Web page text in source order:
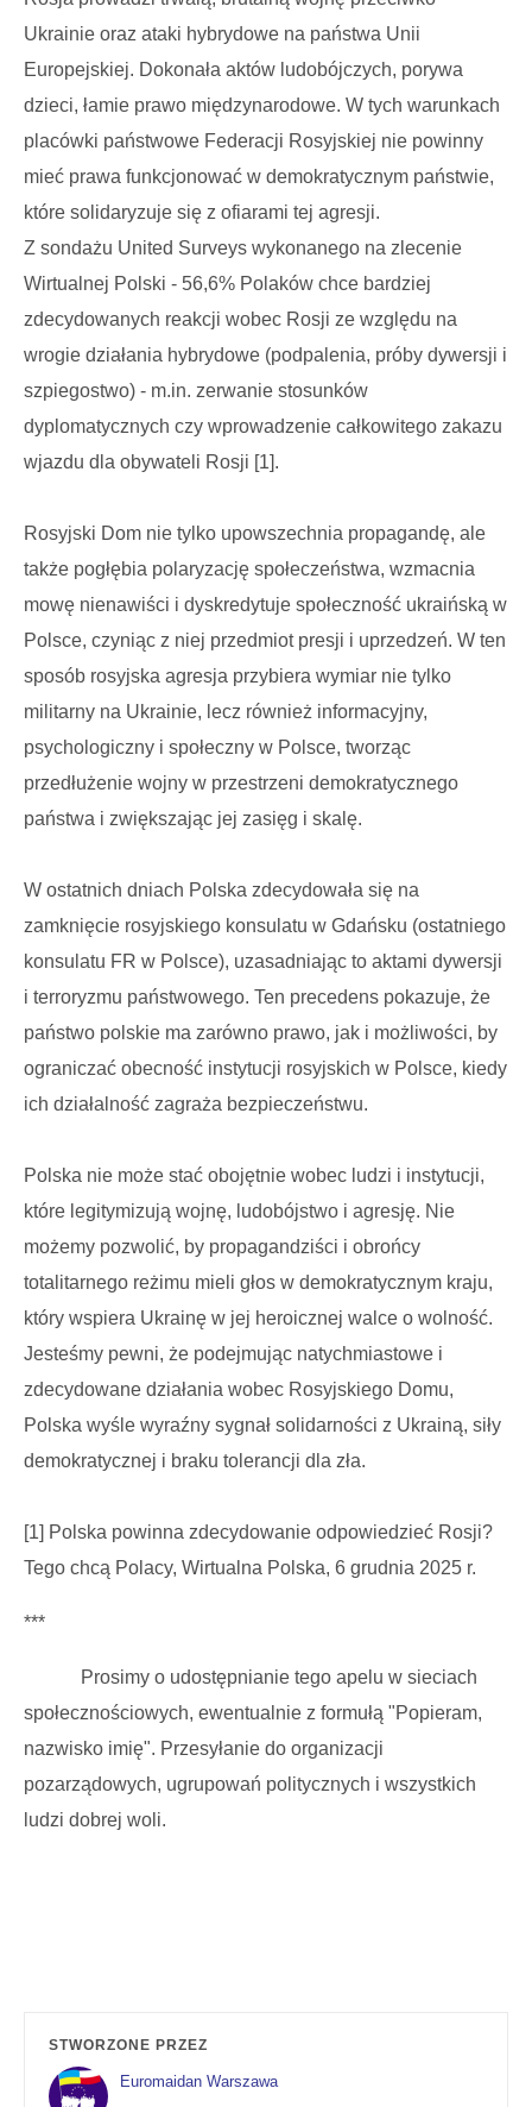
Ukrainie oraz ataki hybrydowe na państwa Unii
Europejskiej. Dokonała aktów ludobójczych, porywa
dzieci, łamie prawo międzynarodowe. W tych warunkach
placówki państwowe Federacji Rosyjskiej nie powinny
mieć prawa funkcjonować w demokratycznym państwie,
które solidaryzuje się z ofiarami tej agresji.
Z sondażu United Surveys wykonanego na zlecenie
Wirtualnej Polski - 56,6% Polaków chce bardziej
zdecydowanych reakcji wobec Rosji ze względu na
wrogie działania hybrydowe (podpalenia, próby dywersji i
szpiegostwo) - m.in. zerwanie stosunków
dyplomatycznych czy wprowadzenie całkowitego zakazu
wjazdu dla obywateli Rosji [1].
Rosyjski Dom nie tylko upowszechnia propagandę, ale
także pogłębia polaryzację społeczeństwa, wzmacnia
mowę nienawiści i dyskredytuje społeczność ukraińską w
Polsce, czyniąc z niej przedmiot presji i uprzedzeń. W ten
sposób rosyjska agresja przybiera wymiar nie tylko
militarny na Ukrainie, lecz również informacyjny,
psychologiczny i społeczny w Polsce, tworząc
przedłużenie wojny w przestrzeni demokratycznego
państwa i zwiększając jej zasięg i skalę.
W ostatnich dniach Polska zdecydowała się na
zamknięcie rosyjskiego konsulatu w Gdańsku (ostatniego
konsulatu FR w Polsce), uzasadniając to aktami dywersji
i terroryzmu państwowego. Ten precedens pokazuje, że
państwo polskie ma zarówno prawo, jak i możliwości, by
ograniczać obecność instytucji rosyjskich w Polsce, kiedy
ich działalność zagraża bezpieczeństwu.
Polska nie może stać obojętnie wobec ludzi i instytucji,
które legitymizują wojnę, ludobójstwo i agresję. Nie
możemy pozwolić, by propagandziści i obrońcy
totalitarnego reżimu mieli głos w demokratycznym kraju,
który wspiera Ukrainę w jej heroicznej walce o wolność.
Jesteśmy pewni, że podejmując natychmiastowe i
zdecydowane działania wobec Rosyjskiego Domu,
Polska wyśle wyraźny sygnał solidarności z Ukrainą, siły
demokratycznej i braku tolerancji dla zła.
[1] Polska powinna zdecydowanie odpowiedzieć Rosji?
Tego chcą Polacy, Wirtualna Polska, 6 grudnia 2025 r.
***
Prosimy o udostępnianie tego apelu w sieciach
społecznościowych, ewentualnie z formułą "Popieram,
nazwisko imię". Przesyłanie do organizacji
pozarządowych, ugrupowań politycznych i wszystkich
ludzi dobrej woli.
STWORZONE PRZEZ
Euromaidan Warszawa